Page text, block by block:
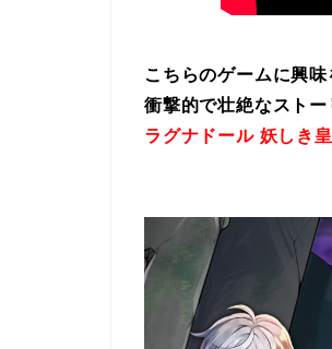
こちらのゲームに興
衝撃的で壮絶なスト
ラグナドール 妖しき